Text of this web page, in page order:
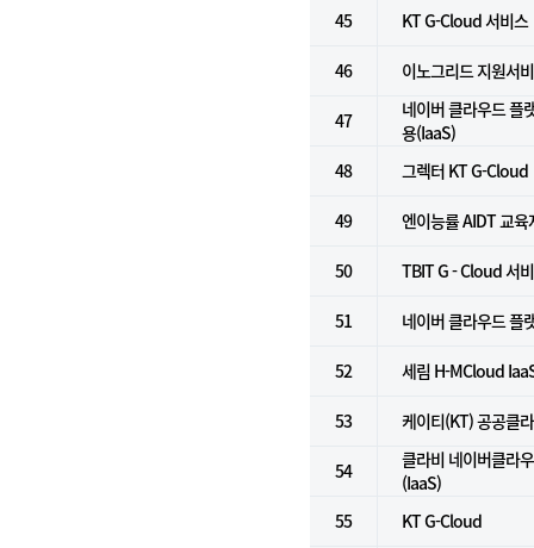
45 KT G-Cloud 서비스
46 이노그리드 지원서
47
네이버 클라우드 플
용(IaaS)
48
그렉터 KT G-Cloud
49 엔이능률 AIDT 교육
50 TBIT G - Cloud 서
51 네이버 클라우드 플
52 세림 H-MCloud
53 케이티(KT) 공공클
54
클라비 네이버클라
(IaaS)
55
KT G-Cloud